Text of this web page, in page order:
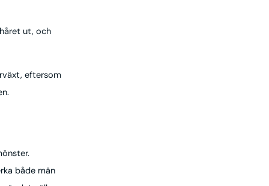
ut, och
eftersom
både män